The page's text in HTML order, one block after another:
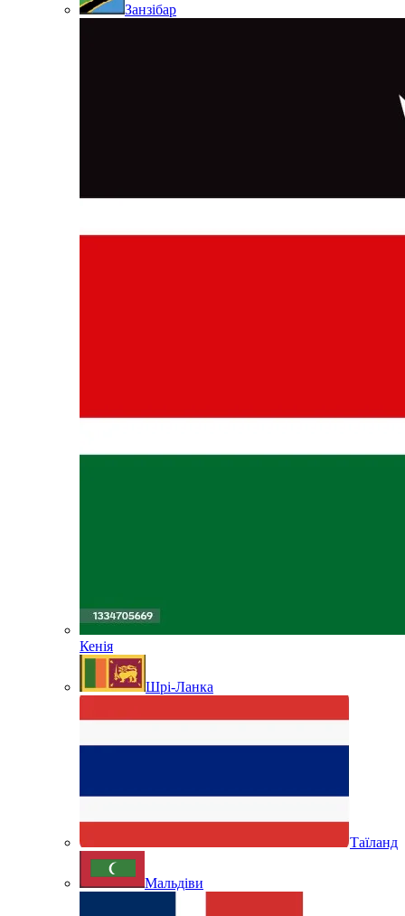
Занзібар
Кенія
Шрі-Ланка
Таїланд
Мальдіви